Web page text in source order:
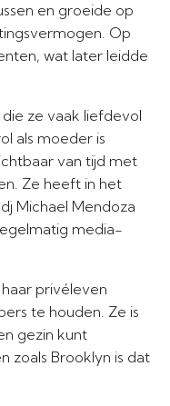
en groeide op
Op
wat later leidde
ze vaak liefdevol
als moeder is
van tijd met
Ze heeft in het
Michael Mendoza
media-
privéleven
te houden. Ze is
gezin kunt
zoals Brooklyn is dat